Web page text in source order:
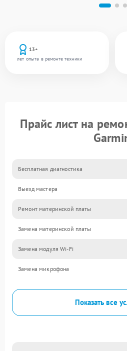
13+
лет опыта в ремонте техники
Прайс лист на
Бесплатная диагностика
Выезд мастера
Ремонт материнской платы
Замена материнской платы
Замена модуля Wi-Fi
Замена микрофона
Показать все